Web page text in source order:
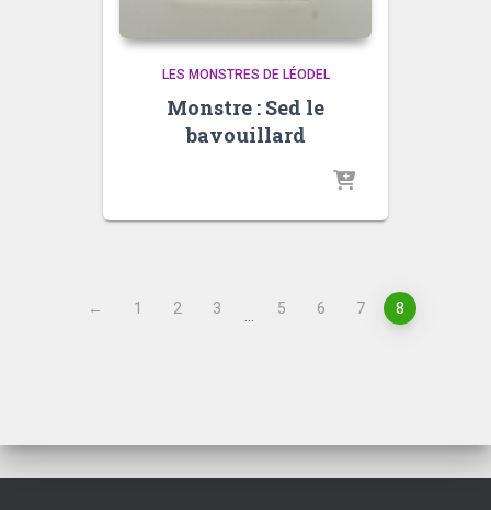
LES MONSTRES DE LÉODEL
Monstre : Sed le
bavouillard
← 1 2 3 5 6 7 8